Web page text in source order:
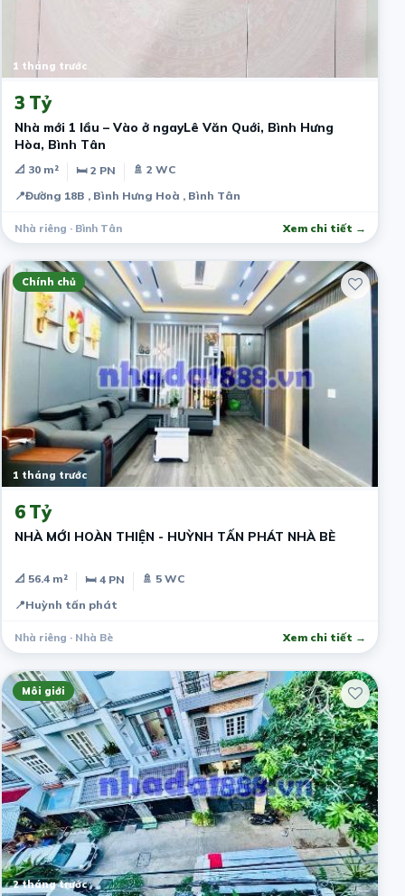
1 tháng trước
3 Tỷ
Nhà mới 1 lầu – Vào ở ngayLê Văn Quới, Bình Hưng
Hòa, Bình Tân
📐 30 m² 🛏 2 PN
🚿 2 WC
📍Đường 18B , Bình Hưng Hoà , Bình Tân
Nhà riêng · Bình Tân Xem chi tiết →
Chính chủ
1 tháng trước
6 Tỷ
NHÀ MỚI HOÀN THIỆN - HUỲNH TẤN PHÁT NHÀ BÈ
📐 56.4 m² 🛏 4 PN
🚿 5 WC
📍Huỳnh tấn phát
Nhà riêng · Nhà Bè Xem chi tiết →
Môi giới
2 tháng trước